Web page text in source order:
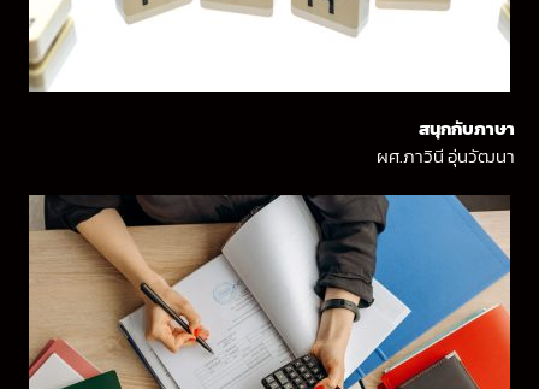
สนุกกับภาษา
ผศ.ภาวินี อุ่นวัฒนา